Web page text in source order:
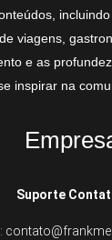
viagens,
e as
inspirar na
Suporte